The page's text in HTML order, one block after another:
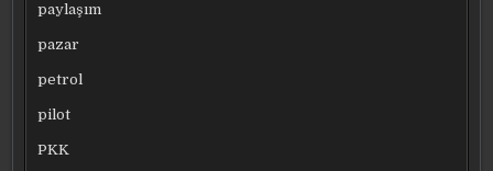
paylaşım
pazar
petrol
pilot
PKK